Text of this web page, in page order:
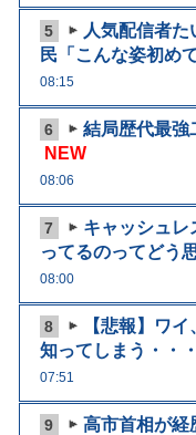
5
人気配信者
民「こんな姿初め
08:15
6
結局歴代最強
NEW
08:06
7
キャッシュレ
ってるのってどう
08:00
8
【悲報】ワ
知ってしまう・・
07:51
9
高市首相が経